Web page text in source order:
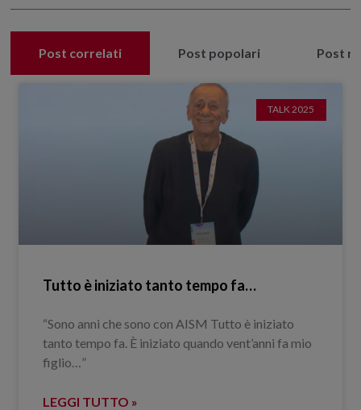
Post correlati Post popolari Post
TALK 2025
Tutto è iniziato tanto tempo fa…
“Sono anni che sono con AISM Tutto è iniziato
tanto tempo fa. È iniziato quando vent’anni fa mio
figlio…”
LEGGI TUTTO »